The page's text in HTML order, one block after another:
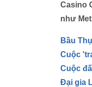
Casino
như
Bầu
Cuộc
Cuộc
Đại gia